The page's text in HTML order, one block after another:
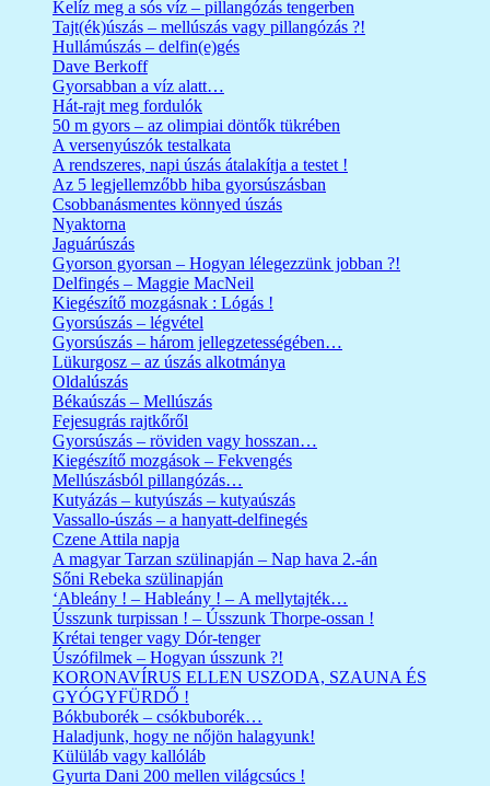
Kelíz meg a sós víz – pillangózás tengerben
Tajt(ék)úszás – mellúszás vagy pillangózás ?!
Hullámúszás – delfin(e)gés
Dave Berkoff
Gyorsabban a víz alatt…
Hát-rajt meg fordulók
50 m gyors – az olimpiai döntők tükrében
A versenyúszók testalkata
A rendszeres, napi úszás átalakítja a testet !
Az 5 legjellemzőbb hiba gyorsúszásban
Csobbanásmentes könnyed úszás
Nyaktorna
Jaguárúszás
Gyorson gyorsan – Hogyan lélegezzünk jobban ?!
Delfingés – Maggie MacNeil
Kiegészítő mozgásnak : Lógás !
Gyorsúszás – légvétel
Gyorsúszás – három jellegzetességében…
Lükurgosz – az úszás alkotmánya
Oldalúszás
Békaúszás – Mellúszás
Fejesugrás rajtkőről
Gyorsúszás – röviden vagy hosszan…
Kiegészítő mozgások – Fekvengés
Mellúszásból pillangózás…
Kutyázás – kutyúszás – kutyaúszás
Vassallo-úszás – a hanyatt-delfinegés
Czene Attila napja
A magyar Tarzan szülinapján – Nap hava 2.-án
Sőni Rebeka szülinapján
‘Ableány ! – Hableány ! – A mellytajték…
Ússzunk turpissan ! – Ússzunk Thorpe-ossan !
Krétai tenger vagy Dór-tenger
Úszófilmek – Hogyan ússzunk ?!
KORONAVÍRUS ELLEN USZODA, SZAUNA ÉS
GYÓGYFÜRDŐ !
Bókbuborék – csókbuborék…
Haladjunk, hogy ne nőjön halagyunk!
Külüláb vagy kallóláb
Gyurta Dani 200 mellen világcsúcs !